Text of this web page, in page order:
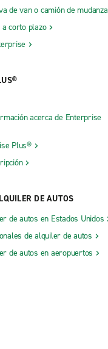
de van o camión de mudanza
corto plazo
acerca de Enterprise
Plus®
DE AUTOS
de autos en Estados Unidos
de alquiler de autos
de autos en aeropuertos